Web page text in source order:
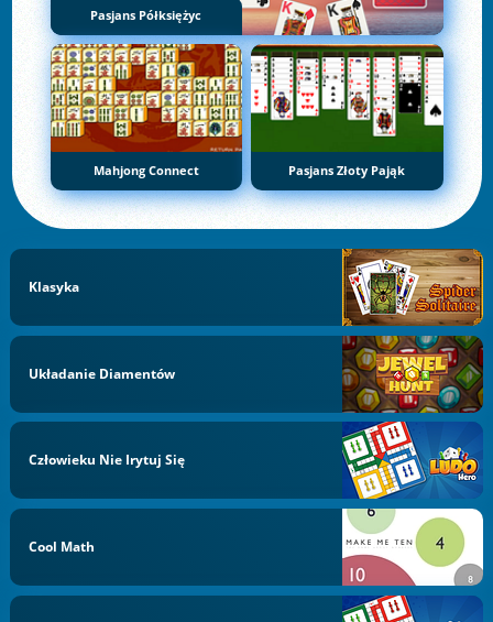
Pasjans Półksiężyc
Mahjong Connect Pasjans Złoty Pająk
Klasyka
Układanie Diamentów
Człowieku Nie Irytuj Się
Cool Math